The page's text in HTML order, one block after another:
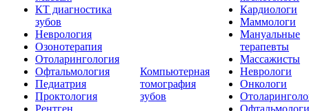
КТ диагностика
зубов
Неврология
Озонотерапия
Отоларингология
Офтальмология
Педиатрия
Проктология
Рентген
Компьютерная
томография
зубов
Кардиологи
Маммологи
Мануальные
терапевты
Массажисты
Неврологи
Онкологи
Офтальмологи